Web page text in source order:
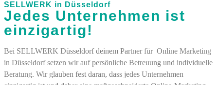
SELLWERK in Düsseldorf
Jedes Unternehmen ist
einzigartig!
Bei SELLWERK Düsseldorf deinem Partner für Online Marketing
in Düsseldorf setzen wir auf persönliche Betreuung und individuelle
Beratung. Wir glauben fest daran, dass jedes Unternehmen